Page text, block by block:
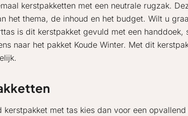
kerstpakketten met een neutrale rugzak.
het thema, de inhoud en het budget. Wilt u
is dit kerstpakket gevuld met een
naar het pakket Koude Winter. Met dit
kerstpakket met tas kies dan voor een